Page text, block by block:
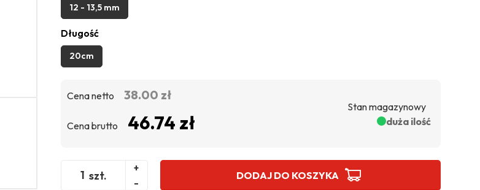
12 - 13,5 mm
Długość
20cm
Cena netto 38.00 zł
Cena brutto 46.74 zł
Stan magazynowy
duża ilość
szt.
+
-
DODAJ DO KOSZYKA